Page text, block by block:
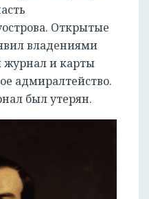
Открытые
владениями
журнал и карты
адмиралтейство.
был утерян.